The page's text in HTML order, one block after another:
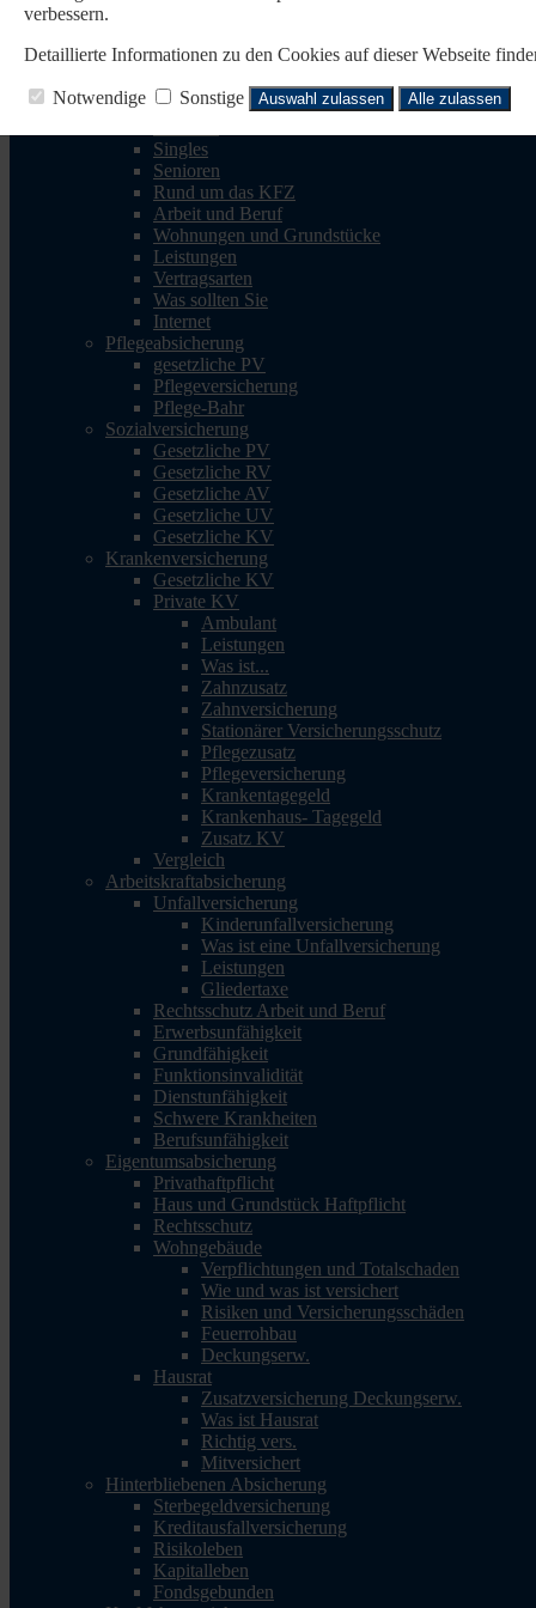
Reisen
Reiserücktritt
Reisegepäck
Rechtsschutz
Singles
Senioren
Rund um das KFZ
Arbeit und Beruf
Wohnungen und Grundstücke
Leistungen
Vertragsarten
Was sollten Sie
Internet
Pflegeabsicherung
gesetzliche PV
Pflegeversicherung
Pflege-Bahr
Sozialversicherung
Gesetzliche PV
Gesetzliche RV
Gesetzliche AV
Gesetzliche UV
Gesetzliche KV
Krankenversicherung
Gesetzliche KV
Private KV
Ambulant
Leistungen
Was ist...
Zahnzusatz
Zahnversicherung
Stationärer Versicherungsschutz
Pflegezusatz
Pflegeversicherung
Krankentagegeld
Krankenhaus- Tagegeld
Zusatz KV
Vergleich
Arbeitskraftabsicherung
Unfallversicherung
Kinderunfallversicherung
Was ist eine Unfallversicherung
Leistungen
Gliedertaxe
Rechtsschutz Arbeit und Beruf
Erwerbsunfähigkeit
Grundfähigkeit
Funktionsinvalidität
Dienstunfähigkeit
Schwere Krankheiten
Berufsunfähigkeit
Eigentumsabsicherung
Privathaftpflicht
Haus und Grundstück Haftpflicht
Rechtsschutz
Wohngebäude
Verpflichtungen und Totalschaden
Wie und was ist versichert
Risiken und Versicherungsschäden
Feuerrohbau
Deckungserw.
Hausrat
Zusatzversicherung Deckungserw.
Was ist Hausrat
Richtig vers.
Mitversichert
Hinterbliebenen Absicherung
Sterbegeldversicherung
Kreditausfallversicherung
Risikoleben
Kapitalleben
Fondsgebunden
verbessern.
Detaillierte Informationen zu den Cookies auf dieser Webseite
Notwendige Sonstige Auswahl zulassen Alle zulassen